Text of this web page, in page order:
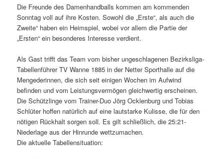
Die Freunde des Damenhandballs kommen am kommenden
Sonntag voll auf ihre Kosten. Sowohl die „Erste“, als auch die
Zweite“ haben ein Heimspiel, wobei vor allem die Partie der
„Ersten“ ein besonderes Interesse verdient.
Als Gast trifft das Team vom bisher ungeschlagenen Bezirksliga-
Tabellenführer TV Wanne 1885 in der Netter Sporthalle auf die
Mengederinnen, die sich seit einigen Wochen im Aufwind
befinden und vom Leistungsvermögen gleichwertig erscheinen.
Die Schützlinge vom Trainer-Duo Jörg Ocklenburg und Tobias
Schlüter hoffen natürlich auf eine lautstarke Kulisse, die für den
nötigen Rückhalt sorgen soll. Es gilt schließlich, die 25:21-
Niederlage aus der Hinrunde wettzumachen.
Die aktuelle Tabellensituation: